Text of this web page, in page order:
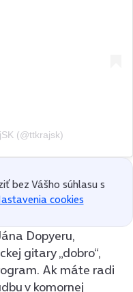
(@ttkrajsk)
bez Vášho súhlasu s
cookies
Dopyeru,
gitary „dobro“,
Ak máte radi
v komornej